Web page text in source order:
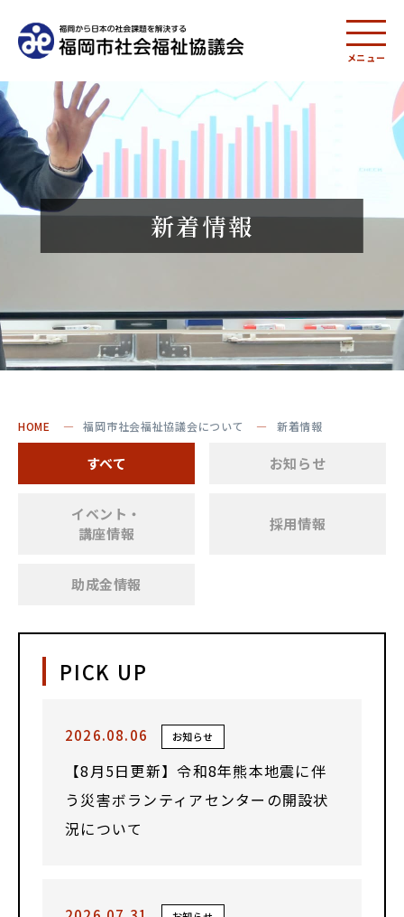
メニュー
新着情報
HOME 福岡市社会福祉協議会について 新着情報
すべて お知らせ
イベント・
講座情報
採用情報
助成金情報
PICK UP
2026.08.06 お知らせ
【8月5日更新】令和8年熊本地震に伴
う災害ボランティアセンターの開設状
況について